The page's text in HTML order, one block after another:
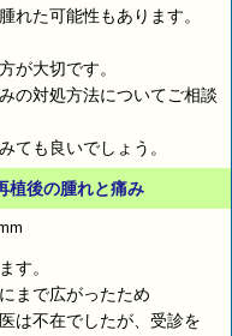
れた可能性もあります。
が大切です。
の対処方法についてご相談
ても良いでしょう。
植後の腫れと痛み
す。
まで広がったため
は不在でしたが、受診を